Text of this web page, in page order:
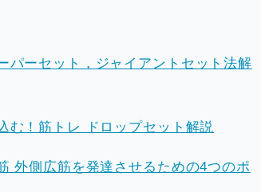
パーセット，ジャイアントセット法解
む！筋トレ ドロップセット解説
外側広筋を発達させるための4つのポ